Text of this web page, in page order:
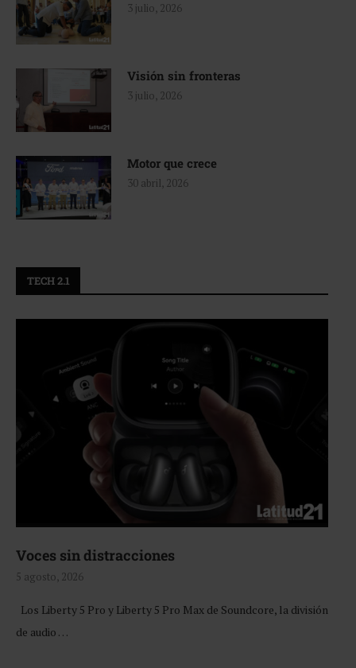
3 julio, 2026
Visión sin fronteras
3 julio, 2026
Motor que crece
30 abril, 2026
TECH 2.1
Voces sin distracciones
5 agosto, 2026
Los Liberty 5 Pro y Liberty 5 Pro Max de Soundcore, la división
de audio …